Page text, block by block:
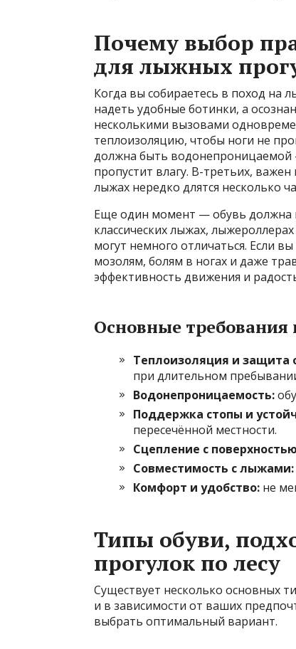
Почему выбор
для лыжных
Когда вы собираетесь в поход на
надеть удобные ботинки, а
несколькими вызовами
теплоизоляцию, чтобы ноги не
должна быть водонепроницаемой
пропустит влагу. В-третьих,
лыжах нередко длятся несколько
Еще один момент — обувь должна
классических лыжах,
могут немного отличаться. Если
мозолям, болям в ногах и даже
эффективность движения и
Основные
Теплоизоляция и защита
при длительном
Водонепроницаемость:
Поддержка стопы и
пересечённой местности.
Сцепление с
Совместимость с лыжами:
Комфорт и удобство: не
Типы обуви,
прогулок по лесу
Существует несколько основных
и в зависимости от ваших
выбрать оптимальный вариант.